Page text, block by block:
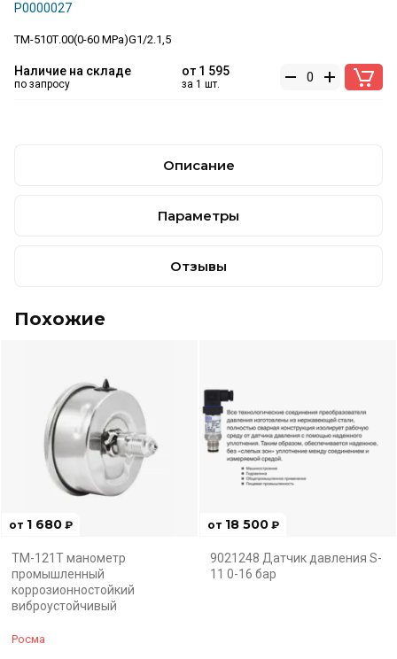
ТМ-510Т.00(0-60 MPa)G1/2.1,5
Р0000027
от 1 595
за 1 шт.
Наличие на складе
по запросу
Описание
Параметры
Отзывы
Похожие
от 1 680 ₽
ТМ-121Т манометр
промышленный
коррозионностойкий
виброустойчивый
Росма
от 18 500 ₽
9021248 Датчик давления S-
11 0-16 бар